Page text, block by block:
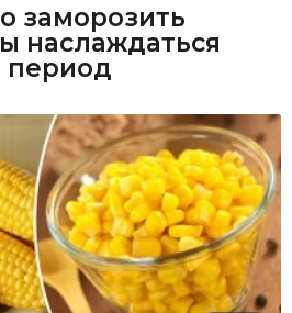
заморозить
наслаждаться
период